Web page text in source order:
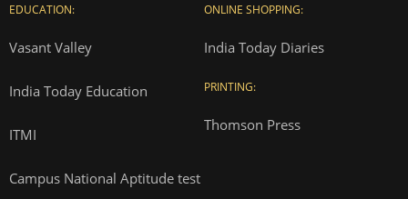
EDUCATION:
Vasant Valley
India Today Education
ITMI
Campus National Aptitude test
ONLINE SHOPPING:
India Today Diaries
PRINTING:
Thomson Press